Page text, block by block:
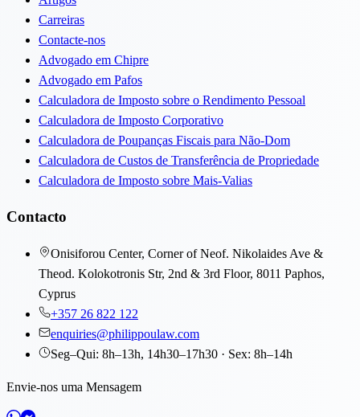
Carreiras
Contacte-nos
Advogado em Chipre
Advogado em Pafos
Calculadora de Imposto sobre o Rendimento Pessoal
Calculadora de Imposto Corporativo
Calculadora de Poupanças Fiscais para Não-Dom
Calculadora de Custos de Transferência de Propriedade
Calculadora de Imposto sobre Mais-Valias
Contacto
Onisiforou Center, Corner of Neof. Nikolaides Ave &
Theod. Kolokotronis Str, 2nd & 3rd Floor, 8011 Paphos,
Cyprus
+357 26 822 122
enquiries@philippoulaw.com
Seg–Qui: 8h–13h, 14h30–17h30 · Sex: 8h–14h
Envie-nos uma Mensagem